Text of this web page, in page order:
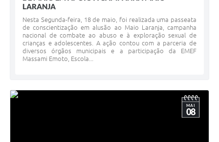
SIAFIC
Transparência
COMUS
Arquivos para Download
LARANJA
Nesta Segunda-feira, 18 de maio, foi realizada uma passeata
de conscientização em alusão ao Maio Laranja, campanha
nacional de combate ao abuso e à exploração sexual de
crianças e adolescentes. A ação contou com a parceria de
diversos órgãos municipais e a participação da EMEF
Massami Emoto, Escola...
MAI
08